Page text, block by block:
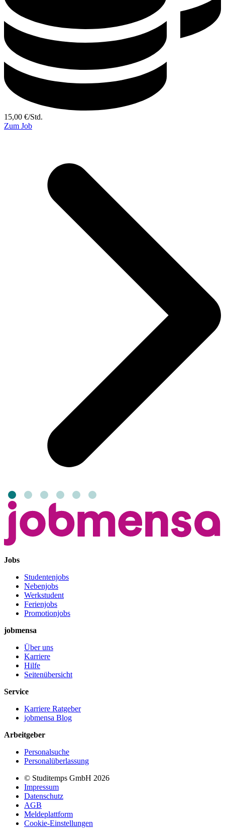
15,00 €/Std.
Zum Job
Jobs
Studentenjobs
Nebenjobs
Werkstudent
Ferienjobs
Promotionjobs
jobmensa
Über uns
Karriere
Hilfe
Seitenübersicht
Service
Karriere Ratgeber
jobmensa Blog
Arbeitgeber
Personalsuche
Personalüberlassung
© Studitemps GmbH 2026
Impressum
Datenschutz
AGB
Meldeplattform
Cookie-Einstellungen